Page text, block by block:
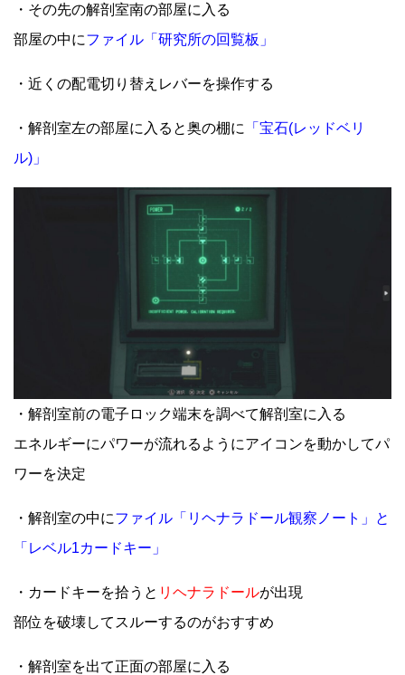
・その先の解剖室南の部屋に入る
部屋の中にファイル「研究所の回覧板」
・近くの配電切り替えレバーを操作する
・解剖室左の部屋に入ると奥の棚に
「宝石(レッドベリ
ル)」
・解剖室前の電子ロック端末を調べて解剖室に入る
エネルギーにパワーが流れるようにアイコンを動かしてパ
ワーを決定
・解剖室の中にファイル「リヘナラドール観察ノート」と
「レベル1カードキー」
・カードキーを拾うと リヘナラドールが出現
部位を破壊してスルーするのがおすすめ
・解剖室を出て正面の部屋に入る